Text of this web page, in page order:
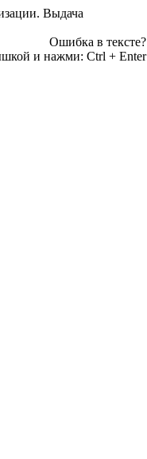
Выдача
Ошибка в тексте?
и нажми: Ctrl + Enter